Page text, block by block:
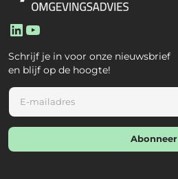
LinkedIn
Schrijf je in voor onze nieuwsbrief
en blijf op de hoogte!
E
a
i
l
Abonneer